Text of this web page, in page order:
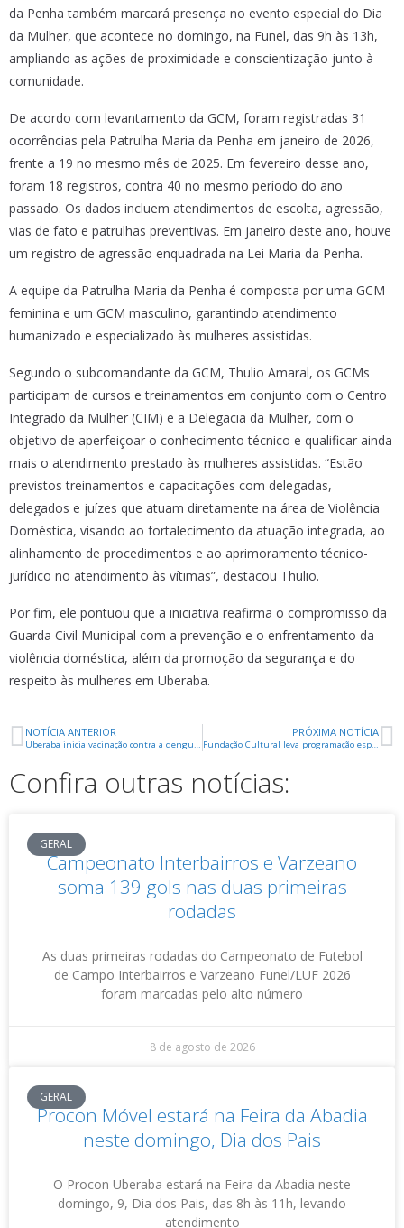
da Penha também marcará presença no evento especial do Dia
da Mulher, que acontece no domingo, na Funel, das 9h às 13h,
ampliando as ações de proximidade e conscientização junto à
comunidade.
De acordo com levantamento da GCM, foram registradas 31
ocorrências pela Patrulha Maria da Penha em janeiro de 2026,
frente a 19 no mesmo mês de 2025. Em fevereiro desse ano,
foram 18 registros, contra 40 no mesmo período do ano
passado. Os dados incluem atendimentos de escolta, agressão,
vias de fato e patrulhas preventivas. Em janeiro deste ano, houve
um registro de agressão enquadrada na Lei Maria da Penha.
A equipe da Patrulha Maria da Penha é composta por uma GCM
feminina e um GCM masculino, garantindo atendimento
humanizado e especializado às mulheres assistidas.
Segundo o subcomandante da GCM, Thulio Amaral, os GCMs
participam de cursos e treinamentos em conjunto com o Centro
Integrado da Mulher (CIM) e a Delegacia da Mulher, com o
objetivo de aperfeiçoar o conhecimento técnico e qualificar ainda
mais o atendimento prestado às mulheres assistidas. “Estão
previstos treinamentos e capacitações com delegadas,
delegados e juízes que atuam diretamente na área de Violência
Doméstica, visando ao fortalecimento da atuação integrada, ao
alinhamento de procedimentos e ao aprimoramento técnico-
jurídico no atendimento às vítimas”, destacou Thulio.
Por fim, ele pontuou que a iniciativa reafirma o compromisso da
Guarda Civil Municipal com a prevenção e o enfrentamento da
violência doméstica, além da promoção da segurança e do
respeito às mulheres em Uberaba.
NOTÍCIA ANTERIOR
Uberaba inicia vacinação contra a dengue para trabalhadores da Atenção Primária
PRÓXIMA NOTÍCIA
Fundação Cultural leva programação especial à Concha Acústica para comemorar Dia Internacional da Mulher
Confira outras notícias:
GERAL
Campeonato Interbairros e Varzeano
soma 139 gols nas duas primeiras
rodadas
As duas primeiras rodadas do Campeonato de Futebol
de Campo Interbairros e Varzeano Funel/LUF 2026
foram marcadas pelo alto número
8 de agosto de 2026
GERAL
Procon Móvel estará na Feira da Abadia
neste domingo, Dia dos Pais
O Procon Uberaba estará na Feira da Abadia neste
domingo, 9, Dia dos Pais, das 8h às 11h, levando
atendimento